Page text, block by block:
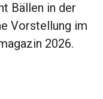
Bällen in der
Vorstellung im
2026.